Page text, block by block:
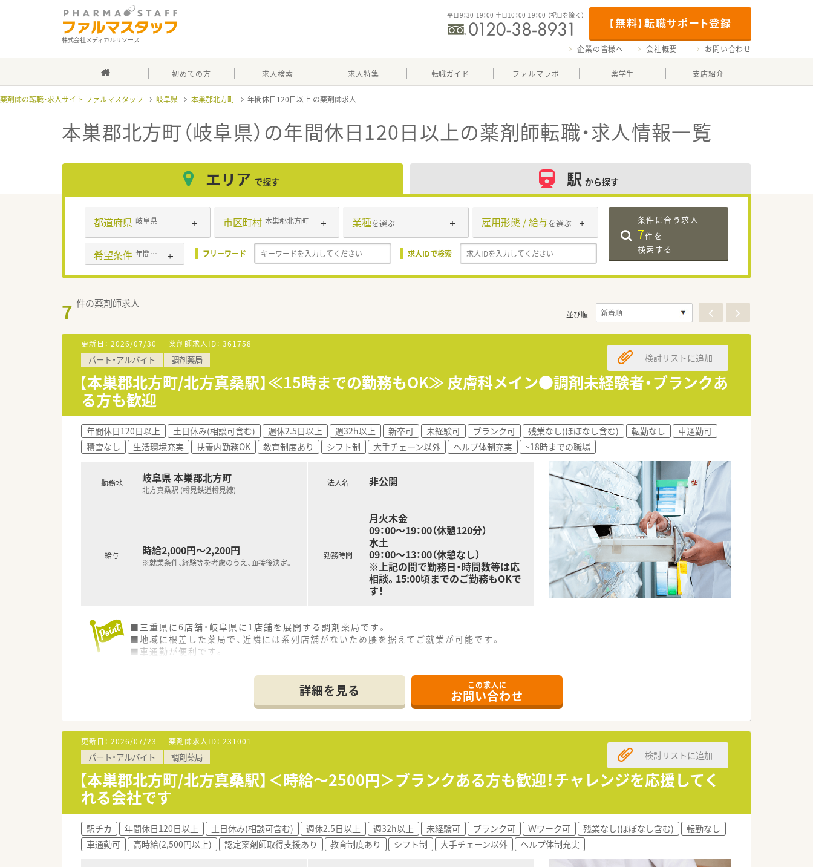
株式会社メディカルリソース
【無料】転職サポート登録
平日9：30-19：00 土日10：00-19：00 （祝日を除く）
企業の皆様へ 会社概要 お問い合わせ
初めての方 求人検索 求人特集 転職ガイド ファルマラボ 薬学生 支店紹介
薬剤師の転職・求人サイト ファルマスタッフ 岐阜県 本巣郡北方町 年間休日120日以上
本巣郡北方町（岐阜県）の年間休日120日以上の薬剤師転職・求人情報一覧
エリア で探す 駅 から探す
都道府県 岐阜県 市区町村 本巣郡北方町 業種を選ぶ 雇用形態 / 給与を選ぶ
希望条件 年間休日120日以上 フリーワード 求人IDで検索
条件に合う求人
7件を
検索する
7 件の薬剤師求人
並び順
更新日： 2026/07/30 薬剤師求人ID： 361758
パート・アルバイト 調剤薬局
【本巣郡北方町/北方真桑駅】≪15時までの勤務もOK≫ 皮膚科メイン●調剤未経験者・ブランクあ
る方も歓迎
検討リストに追加
年間休日120日以上 土日休み(相談可含む) 週休2.5日以上 週32h以上 新卒可 未経験可 ブランク可 残業なし(ほぼなし含む) 転勤なし
車通勤可
積雪なし
生活環境充実 扶養内勤務OK 教育制度あり シフト制 大手チェーン以外 ヘルプ体制充実 ~18時までの職場
勤務地 岐阜県 本巣郡北方町
北方真桑駅 (樽見鉄道樽見線)
給与 時給2,000円～2,200円
※就業条件、経験等を考慮のうえ、面接後決定。
法人名 非公開
勤務時間
月火木金
09：00～19：00（休憩120分）
水土
09：00～13：00（休憩なし）
※上記の間で勤務日・時間数等は応
相談。15:00頃までのご勤務もOKで
す！
■三重県に6店舗・岐阜県に1店舗を展開する調剤薬局です。
■地域に根差した薬局で、近隣には系列店舗がないため腰を据えてご就業が可能です。
■車通勤が便利です。
詳細を見る この求人に
お問い合わせ
更新日： 2026/07/23 薬剤師求人ID： 231001
パート・アルバイト 調剤薬局
【本巣郡北方町/北方真桑駅】＜時給～2500円＞ブランクある方も歓迎！チャレンジを応援してく
れる会社です
検討リストに追加
駅チカ 年間休日120日以上 土日休み(相談可含む) 週休2.5日以上 週32h以上 未経験可 ブランク可 Ｗワーク可 残業なし(ほぼなし含む)
転勤なし
車通勤可
高時給(2,500円以上) 認定薬剤師取得支援あり 教育制度あり シフト制 大手チェーン以外 ヘルプ体制充実